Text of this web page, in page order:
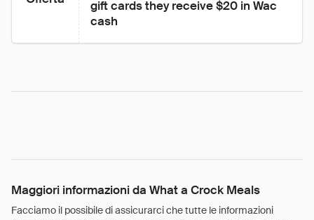
gift cards they receive $20 in Wac
cash
Maggiori informazioni da What a Crock Meals
Facciamo il possibile di assicurarci che tutte le informazioni